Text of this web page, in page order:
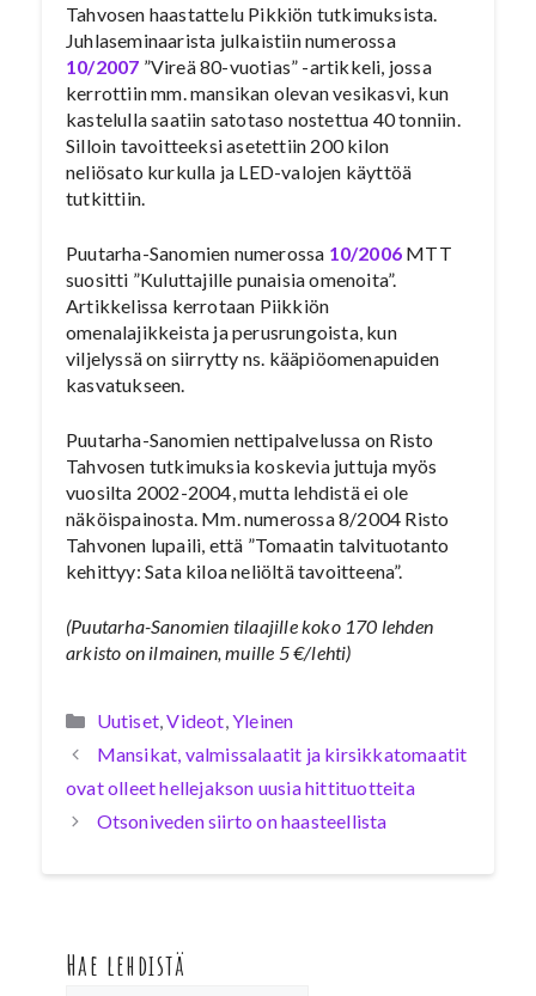
Tahvosen haastattelu Pikkiön tutkimuksista.
Juhlaseminaarista julkaistiin numerossa
10/2007 ”Vireä 80-vuotias” -artikkeli, jossa
kerrottiin mm. mansikan olevan vesikasvi, kun
kastelulla saatiin satotaso nostettua 40 tonniin.
Silloin tavoitteeksi asetettiin 200 kilon
neliösato kurkulla ja LED-valojen käyttöä
tutkittiin.
Puutarha-Sanomien numerossa 10/2006 MTT
suositti ”Kuluttajille punaisia omenoita”.
Artikkelissa kerrotaan Piikkiön
omenalajikkeista ja perusrungoista, kun
viljelyssä on siirrytty ns. kääpiöomenapuiden
kasvatukseen.
Puutarha-Sanomien nettipalvelussa on Risto
Tahvosen tutkimuksia koskevia juttuja myös
vuosilta 2002-2004, mutta lehdistä ei ole
näköispainosta. Mm. numerossa 8/2004 Risto
Tahvonen lupaili, että ”Tomaatin talvituotanto
kehittyy: Sata kiloa neliöltä tavoitteena”.
(Puutarha-Sanomien tilaajille koko 170 lehden
arkisto on ilmainen, muille 5 €/lehti)
Kategoriat
Uutiset,Videot,Yleinen
Mansikat, valmissalaatit ja kirsikkatomaatit
ovat olleet hellejakson uusia hittituotteita
Otsoniveden siirto on haasteellista
Hae lehdistä